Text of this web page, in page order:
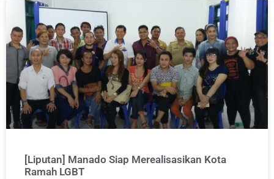
[Liputan] Manado Siap Merealisasikan Kota
Ramah LGBT